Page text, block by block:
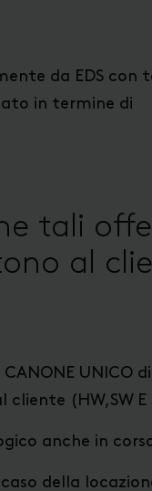
da EDS con
in termine di
tali
al
UNICO
(HW,SW E
anche in
della